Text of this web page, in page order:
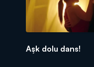
Aşk dolu dans!